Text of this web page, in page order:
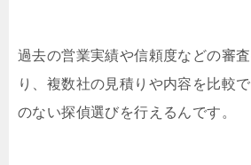
過去の営業実績や信頼度などの審
り、複数社の見積りや内容を比較
のない探偵選びを行えるんです。